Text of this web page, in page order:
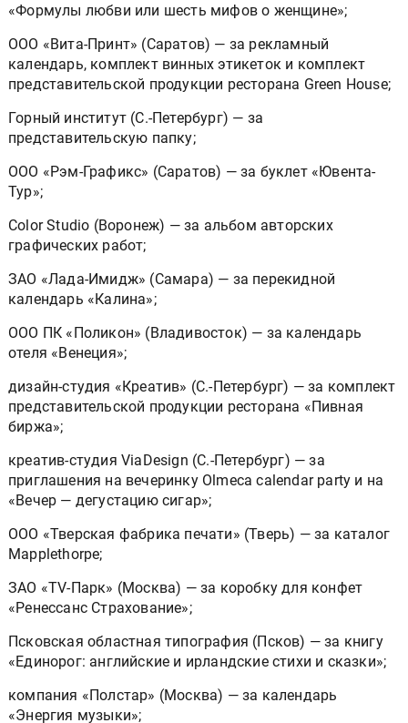
«Формулы любви или шесть мифов о женщине»;
ООО «Вита-Принт» (Саратов) — за рекламный
календарь, комплект винных этикеток и комплект
представительской продукции ресторана Green House;
Горный институт (С.-Петербург) — за
представительскую папку;
ООО «Рэм-Графикс» (Саратов) — за буклет «Ювента-
Тур»;
Color Studio (Воронеж) — за альбом авторских
графических работ;
ЗАО «Лада-Имидж» (Самара) — за перекидной
календарь «Калина»;
ООО ПК «Поликон» (Владивосток) — за календарь
отеля «Венеция»;
дизайн-студия «Креатив» (С.-Петербург) — за комплект
представительской продукции ресторана «Пивная
биржа»;
креатив-студия ViaDesign (С.-Петербург) — за
приглашения на вечеринку Olmeca calendar party и на
«Вечер — дегустацию сигар»;
ООО «Тверская фабрика печати» (Тверь) — за каталог
Mapplethorpe;
ЗАО «TV-Парк» (Москва) — за коробку для конфет
«Ренессанс Страхование»;
Псковская областная типография (Псков) — за книгу
«Единорог: английские и ирландские стихи и сказки»;
компания «Полстар» (Москва) — за календарь
«Энергия музыки»;